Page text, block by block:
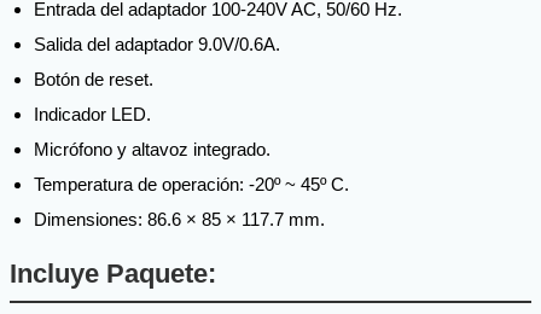
Entrada del adaptador 100-240V AC, 50/60 Hz.
Salida del adaptador 9.0V/0.6A.
Botón de reset.
Indicador LED.
Micrófono y altavoz integrado.
Temperatura de operación: -20º ~ 45º C.
Dimensiones: 86.6 × 85 × 117.7 mm.
Incluye Paquete: